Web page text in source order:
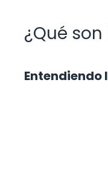
¿Qué
Entendiendo